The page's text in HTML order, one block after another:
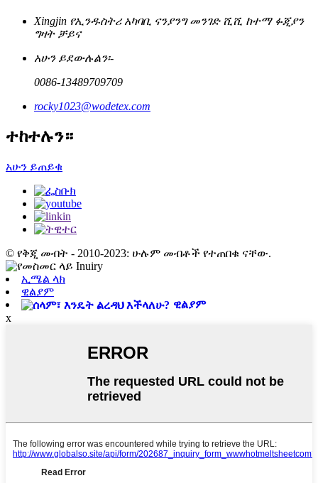
Xingjin የኢንዱስትሪ አካባቢ ናንያንግ መንገድ ሺሺ ከተማ ፉጂያን
ግዛት ቻይና
አሁን ይደውሉልን፡-
0086-13489709709
rocky1023@wodetex.com
ተከተሉን።
አሁን ይጠይቁ
© የቅጂ መብት - 2010-2023: ሁሉም መብቶች የተጠበቁ ናቸው.
ኢሜል ላክ
ዊልያም
ዊልያም
x